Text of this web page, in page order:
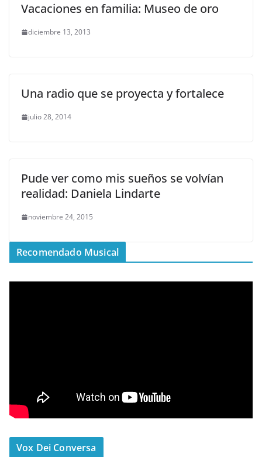
Vacaciones en familia: Museo de oro
diciembre 13, 2013
Una radio que se proyecta y fortalece
julio 28, 2014
Pude ver como mis sueños se volvían
realidad: Daniela Lindarte
noviembre 24, 2015
Recomendado Musical
Vox Dei Conversa